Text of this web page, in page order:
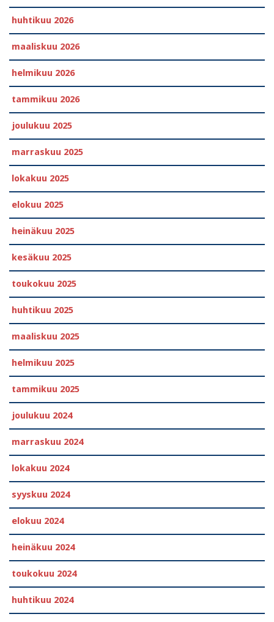
huhtikuu 2026
maaliskuu 2026
helmikuu 2026
tammikuu 2026
joulukuu 2025
marraskuu 2025
lokakuu 2025
elokuu 2025
heinäkuu 2025
kesäkuu 2025
toukokuu 2025
huhtikuu 2025
maaliskuu 2025
helmikuu 2025
tammikuu 2025
joulukuu 2024
marraskuu 2024
lokakuu 2024
syyskuu 2024
elokuu 2024
heinäkuu 2024
toukokuu 2024
huhtikuu 2024